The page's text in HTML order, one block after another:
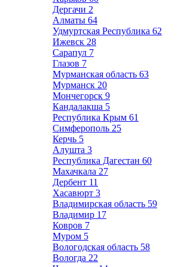
Дергачи 2
Алматы 64
Удмуртская Республика 62
Ижевск 28
Сарапул 7
Глазов 7
Мурманская область 63
Мурманск 20
Мончегорск 9
Кандалакша 5
Республика Крым 61
Симферополь 25
Керчь 5
Алушта 3
Республика Дагестан 60
Махачкала 27
Дербент 11
Хасавюрт 3
Владимирская область 59
Владимир 17
Ковров 7
Муром 5
Вологодская область 58
Вологда 22